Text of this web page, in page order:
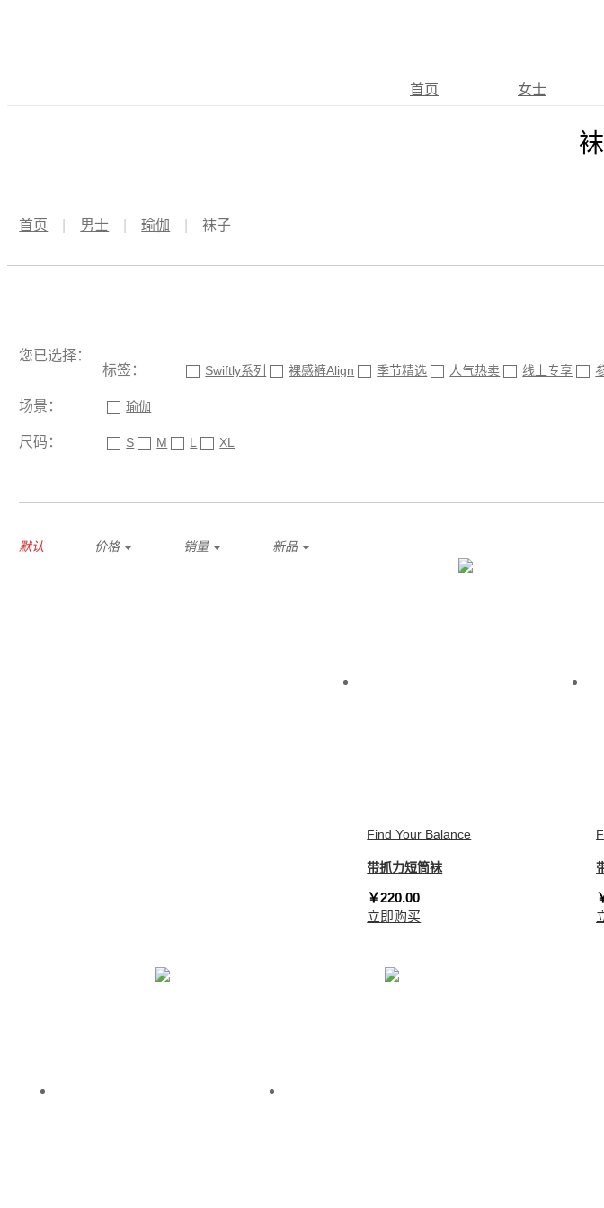
首页 女士
首页 男士 瑜伽 袜子
您已选择：
标签： Swiftly系列 裸感裤Align 季节精选 人气热卖 线上专享
场景： 瑜伽
尺码： S M L XL
默认 价格
*
销量
*
新品
*
Find Your Balance
带抓力短筒袜
￥220.00
立即购买